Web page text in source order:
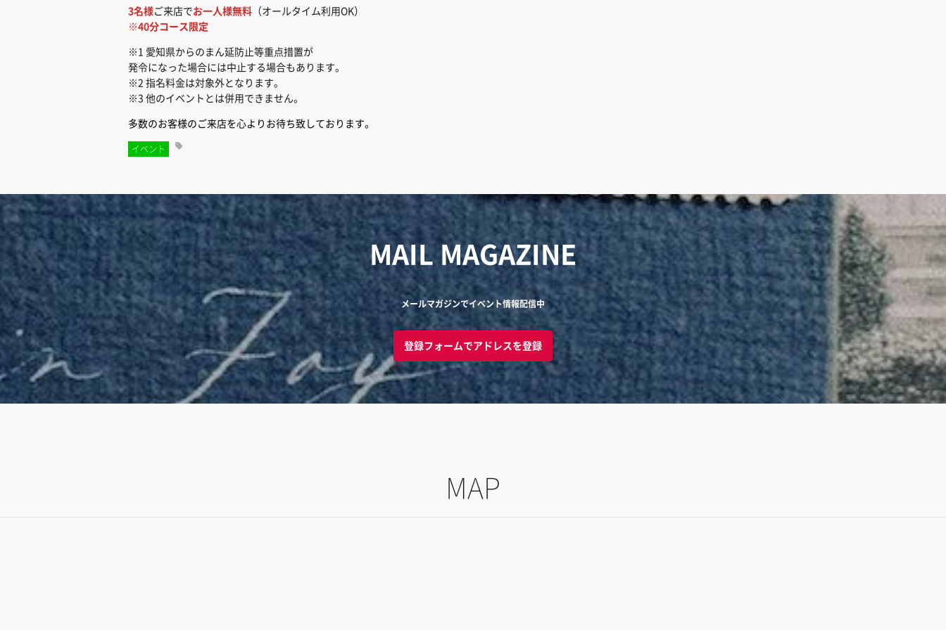
3名様ご来店でお一人様無料 （オールタイム利用OK）
※40分コース限定
※1 愛知県からのまん延防止等重点措置が
発令になった場合には中止する場合もあります。
※2 指名料金は対象外となります。
※3 他のイベントとは併用できません。
多数のお客様のご来店を心よりお待ち致しております。
イベント
MAIL MAGAZINE
メールマガジンでイベント情報配信中
登録フォームでアドレスを登録
MAP